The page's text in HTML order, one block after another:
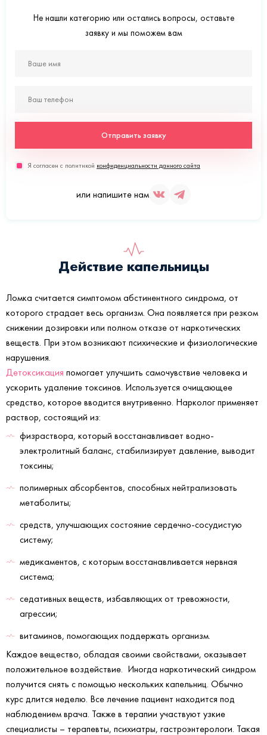
Не нашли категорию или остались вопросы, оставьте
заявку и мы поможем вам
Отправить заявку
Я согласен с политикой конфиденциальности данного сайта
или напишите нам
Действие капельницы
Ломка считается симптомом абстинентного синдрома, от
которого страдает весь организм. Она появляется при резком
снижении дозировки или полном отказе от наркотических
веществ. При этом возникают психические и физиологические
нарушения.
Детоксикация помогает улучшить самочувствие человека и
ускорить удаление токсинов. Используется очищающее
средство, которое вводится внутривенно. Нарколог применяет
раствор, состоящий из:
физраствора, который восстанавливает водно-
электролитный баланс, стабилизирует давление, выводит
токсины;
полимерных абсорбентов, способных нейтрализовать
метаболиты;
средств, улучшающих состояние сердечно-сосудистую
систему;
медикаментов, с которым восстанавливается нервная
система;
седативных веществ, избавляющих от тревожности,
агрессии;
витаминов, помогающих поддержать организм.
Каждое вещество, обладая своими свойствами, оказывает
положительное воздействие. Иногда наркотический синдром
получится снять с помощью нескольких капельниц. Обычно
курс длится неделю. Все лечение пациент находится под
наблюдением врача. Также в терапии участвуют узкие
специалисты – терапевты, психиатры, гастроэнтерологи. Такая